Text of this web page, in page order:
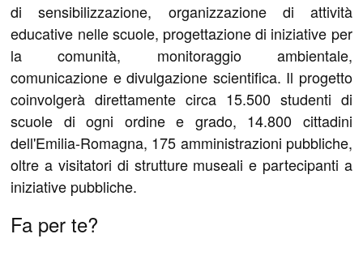
di sensibilizzazione, organizzazione di attività
educative nelle scuole, progettazione di iniziative per
la comunità, monitoraggio ambientale,
comunicazione e divulgazione scientifica. Il progetto
coinvolgerà direttamente circa 15.500 studenti di
scuole di ogni ordine e grado, 14.800 cittadini
dell'Emilia-Romagna, 175 amministrazioni pubbliche,
oltre a visitatori di strutture museali e partecipanti a
iniziative pubbliche.
Fa per te?